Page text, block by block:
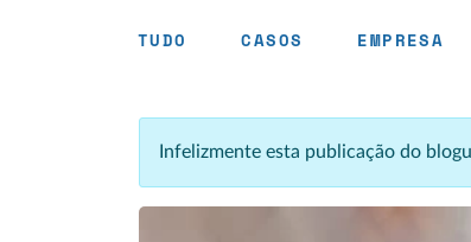
TUDO CASOS EMPRESA
Infelizmente esta publicação do